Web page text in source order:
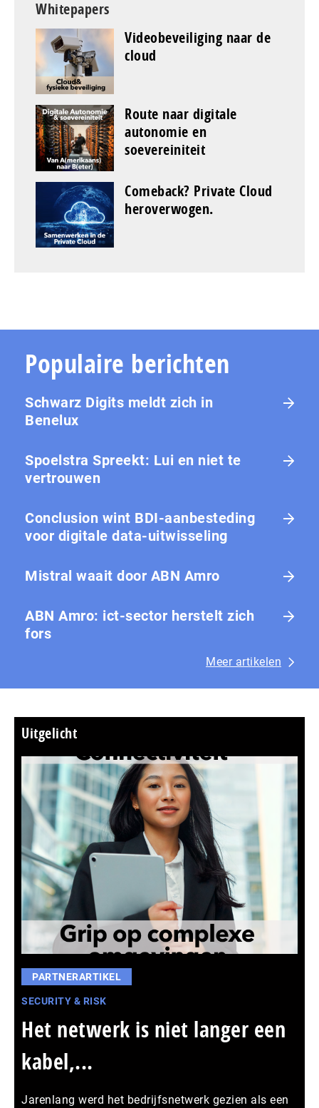
Whitepapers
Videobeveiliging naar de
cloud
Route naar digitale
autonomie en
soevereiniteit
Comeback? Private Cloud
heroverwogen.
Populaire berichten
Schwarz Digits meldt zich in
Benelux
Spoelstra Spreekt: Lui en niet te
vertrouwen
Conclusion wint BDI-aanbesteding
voor digitale data-uitwisseling
Mistral waait door ABN Amro
ABN Amro: ict-sector herstelt zich
fors
Meer artikelen
Uitgelicht
PARTNERARTIKEL
SECURITY & RISK
Het netwerk is niet langer een
kabel,...
Jarenlang werd het bedrijfsnetwerk gezien als een